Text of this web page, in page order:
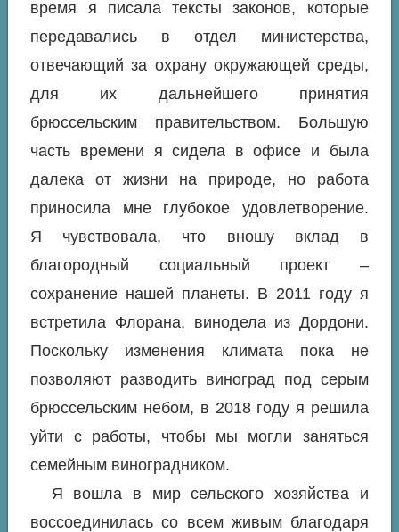
время я писала тексты законов, которые
передавались в отдел министерства,
отвечающий за охрану окружающей среды,
для их дальнейшего принятия
брюссельским правительством. Большую
часть времени я сидела в офисе и была
далека от жизни на природе, но работа
приносила мне глубокое удовлетворение.
Я чувствовала, что вношу вклад в
благородный социальный проект –
сохранение нашей планеты. В 2011 году я
встретила Флорана, винодела из Дордони.
Поскольку изменения климата пока не
позволяют разводить виноград под серым
брюссельским небом, в 2018 году я решила
уйти с работы, чтобы мы могли заняться
семейным виноградником.
Я вошла в мир сельского хозяйства и
воссоединилась со всем живым благодаря